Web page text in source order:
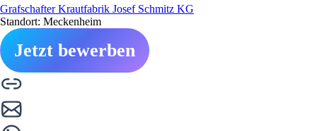
Grafschafter Krautfabrik Josef Schmitz KG
Standort: Meckenheim
Jetzt bewerben